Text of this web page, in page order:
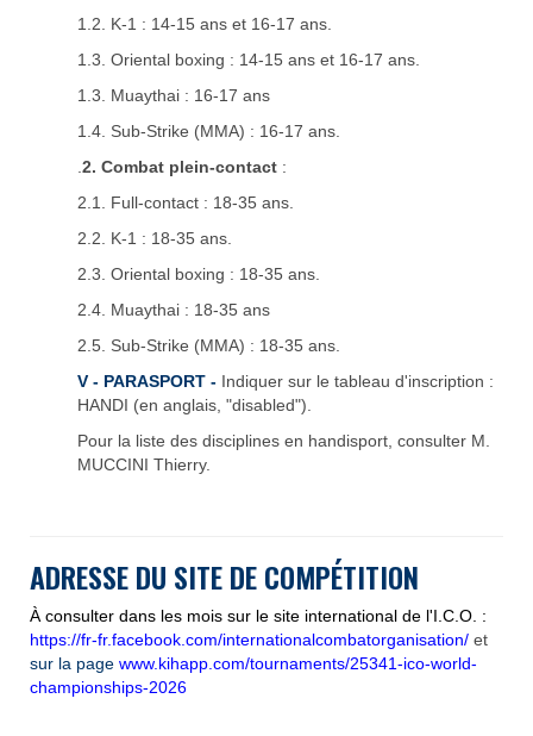
1.2. K-1 : 14-15 ans et 16-17 ans.
1.3. Oriental boxing : 14-15 ans et 16-17 ans.
1.3. Muaythai : 16-17 ans
1.4. Sub-Strike (MMA) : 16-17 ans.
.2. Combat plein-contact :
2.1. Full-contact : 18-35 ans.
2.2. K-1 : 18-35 ans.
2.3. Oriental boxing : 18-35 ans.
2.4. Muaythai : 18-35 ans
2.5. Sub-Strike (MMA) : 18-35 ans.
V - PARASPORT - Indiquer sur le tableau d'inscription :
HANDI (en anglais, "disabled").
Pour la liste des disciplines en handisport, consulter M.
MUCCINI Thierry.
ADRESSE DU SITE DE COMPÉTITION
À consulter dans les mois sur le site international de l'I.C.O. :
https://fr-fr.facebook.com/internationalcombatorganisation/ et
sur la page www.kihapp.com/tournaments/25341-ico-world-
championships-2026